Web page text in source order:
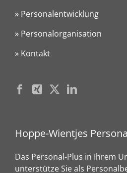
» Personalentwicklung
» Personalorganisation
» Kontakt
Hoppe-Wientjes
Das Personal-Plus in Ihrem
unterstütze Sie als